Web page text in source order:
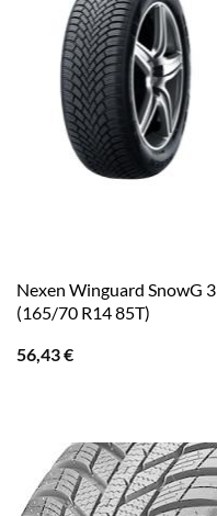
Nexen Winguard SnowG 3
(165/70 R14 85T)
56,43€